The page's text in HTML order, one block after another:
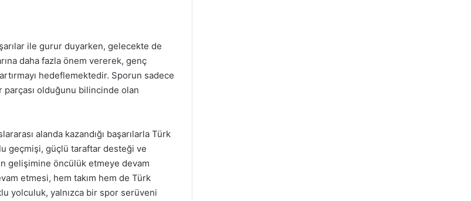
ile gurur duyarken, gelecekte de
daha fazla önem vererek, genç
hedeflemektedir. Sporun sadece
parçası olduğunu bilincinde olan
alanda kazandığı başarılarla Türk
geçmişi, güçlü taraftar desteği ve
gelişimine öncülük etmeye devam
etmesi, hem takım hem de Türk
yolculuk, yalnızca bir spor serüveni